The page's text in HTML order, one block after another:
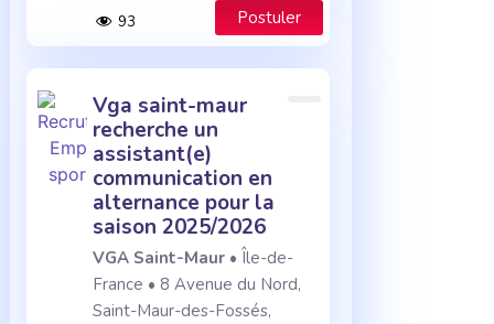
93 Postuler
vga saint-maur
recherche un
assistant(e)
communication en
alternance pour la
saison 2025/2026
VGA Saint-Maur • Île-de-
France • 8 Avenue du Nord,
Saint-Maur-des-Fossés,